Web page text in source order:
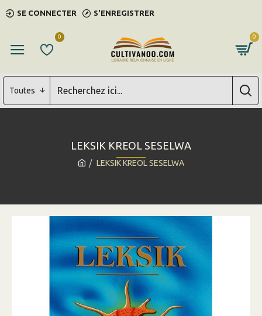
SE CONNECTER S'ENREGISTRER
0 0
Toutes
LEKSIK KREOL SESELWA
LEKSIK KREOL SESELWA